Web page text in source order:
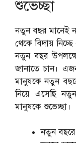
শুভেচ্ছা
নতুন বছর মানেই
থেকে বিদায়
নতুন বছর
জানাতে চান।
মানুষকে নতুন
নিয়ে এসেছি
মানুষকে শুভেচ্ছা।
নতুন